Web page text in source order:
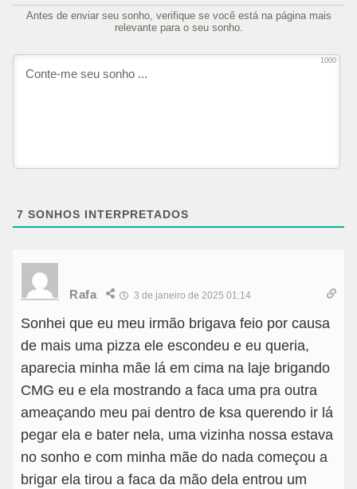
Antes de enviar seu sonho, verifique se você está na página mais
relevante para o seu sonho.
1000
7 SONHOS INTERPRETADOS
Rafa 3 de janeiro de 2025 01:14
Sonhei que eu meu irmão brigava feio por causa
de mais uma pizza ele escondeu e eu queria,
aparecia minha mãe lá em cima na laje brigando
CMG eu e ela mostrando a faca uma pra outra
ameaçando meu pai dentro de ksa querendo ir lá
pegar ela e bater nela, uma vizinha nossa estava
no sonho e com minha mãe do nada começou a
brigar ela tirou a faca da mão dela entrou um